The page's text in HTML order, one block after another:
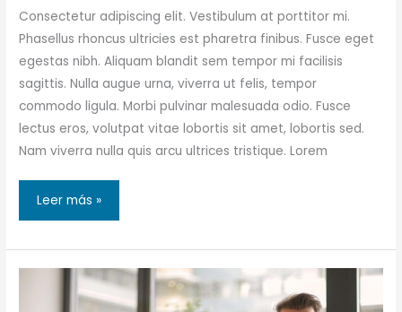
Consectetur adipiscing elit. Vestibulum at porttitor mi.
Phasellus rhoncus ultricies est pharetra finibus. Fusce eget
egestas nibh. Aliquam blandit sem tempor mi facilisis
sagittis. Nulla augue urna, viverra ut felis, tempor
commodo ligula. Morbi pulvinar malesuada odio. Fusce
lectus eros, volutpat vitae lobortis sit amet, lobortis sed.
Nam viverra nulla quis arcu ultrices tristique. Lorem
Look
at
Business
Leer más »